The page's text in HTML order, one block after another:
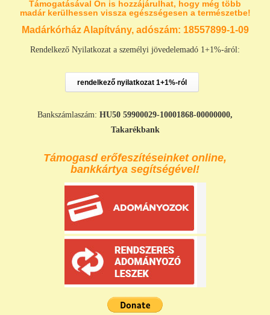
Támogatásával Ön is hozzájárulhat, hogy még több
madár kerülhessen vissza egészségesen a természetbe!
Madárkórház Alapítvány, adószám: 18557899-1-09
Rendelkező Nyilatkozat a személyi jövedelemadó 1+1%-áról:
rendelkező nyilatkozat 1+1%-ról
Bankszámlaszám: HU50 59900029-10001868-00000000,
Takarékbank
Támogasd erőfeszítéseinket online,
bankkártya segítségével!